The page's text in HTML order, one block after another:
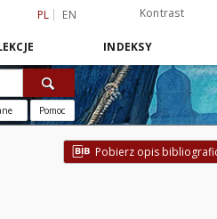
PL EN Kontrast
INDEKSY
Pomoc
Pobierz opis